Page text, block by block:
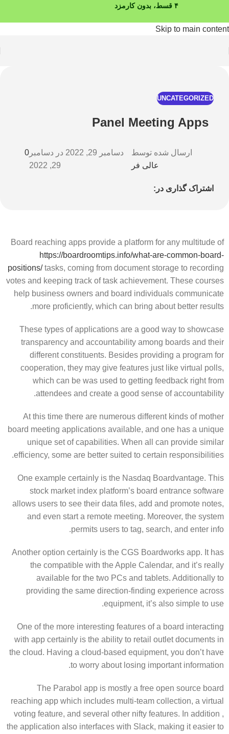
۴ قسط، بدون کارمزد
Skip to main content
UNCATEGORIZED
Panel Meeting Apps
ارسال شده توسط
عالی فر
دسامبر 29, 2022
در دسامبر
29, 2022
0
اشتراک گذاری در:
Board reaching apps provide a platform for any multitude of
https://boardroomtips.info/what-are-common-board-
positions/tasks, coming from document storage to recording
votes and keeping track of task achievement. These courses
help business owners and board individuals communicate
more proficiently, which can bring about better results.
These types of applications are a good way to showcase
transparency and accountability among boards and their
different constituents. Besides providing a program for
cooperation, they may give features just like virtual polls,
which can be was used to getting feedback right from
attendees and create a good sense of accountability.
At this time there are numerous different kinds of mother
board meeting applications available, and one has a unique
unique set of capabilities. When all can provide similar
efficiency, some are better suited to certain responsibilities.
One example certainly is the Nasdaq Boardvantage. This
stock market index platform’s board entrance software
allows users to see their data files, add and promote notes,
and even start a remote meeting. Moreover, the system
permits users to tag, search, and enter info.
Another option certainly is the CGS Boardworks app. It has
the compatible with the Apple Calendar, and it’s really
available for the two PCs and tablets. Additionally to
providing the same direction-finding experience across
equipment, it’s also simple to use.
One of the more interesting features of a board interacting
with app certainly is the ability to retail outlet documents in
the cloud. Having a cloud-based equipment, you don’t have
to worry about losing important information.
The Parabol app is mostly a free open source board
reaching app which includes multi-team collection, a virtual
voting feature, and several other nifty features. In addition ,
the application also interfaces with Slack, making it easier to